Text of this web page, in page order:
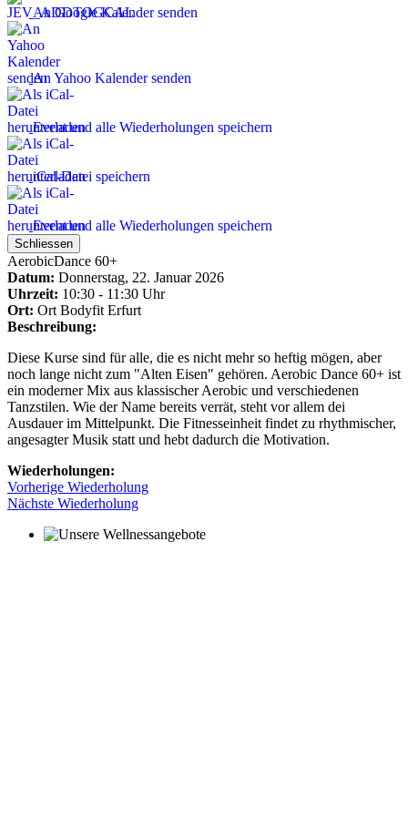
An Google Kalender senden
An Yahoo Kalender senden
Event und alle Wiederholungen speichern
iCal-Datei speichern
Event und alle Wiederholungen speichern
Schliessen
AerobicDance 60+
Datum: Donnerstag, 22. Januar 2026
Uhrzeit: 10:30 - 11:30 Uhr
Ort: Ort Bodyfit Erfurt
Beschreibung:
Diese Kurse sind für alle, die es nicht mehr so heftig mögen, aber
noch lange nicht zum "Alten Eisen" gehören. Aerobic Dance 60+ ist
ein moderner Mix aus klassischer Aerobic und verschiedenen
Tanzstilen. Wie der Name bereits verrät, steht vor allem dei
Ausdauer im Mittelpunkt. Die Fitnesseinheit findet zu rhythmischer,
angesagter Musik statt und hebt dadurch die Motivation.
Wiederholungen:
Vorherige Wiederholung
Nächste Wiederholung